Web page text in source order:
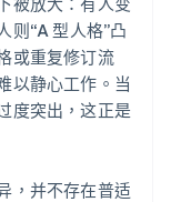
则“A 型人格”凸
或重复修订流
以静心工作。当
度突出，这正是
，并不存在普适